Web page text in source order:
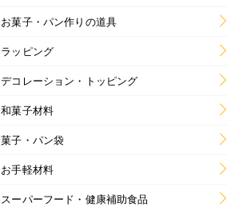
お菓子・パン作りの道具
ラッピング
デコレーション・トッピング
和菓子材料
菓子・パン袋
お手軽材料
スーパーフード・健康補助食品